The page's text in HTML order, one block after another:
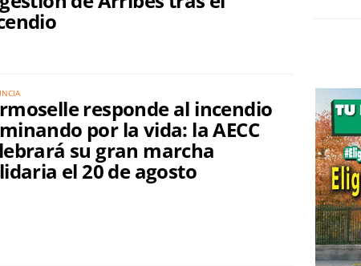
responde al incendio
por la vida: la AECC
su gran marcha
el 20 de agosto